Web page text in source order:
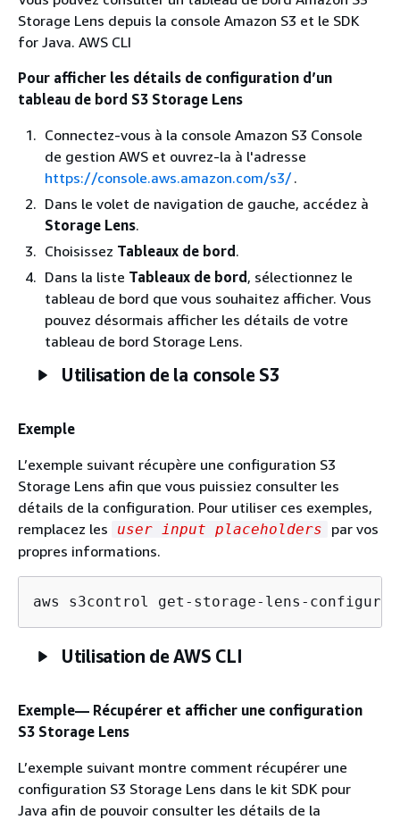
Storage Lens depuis la console Amazon S3 et le SDK
for Java. AWS CLI
Pour afficher les détails de configuration d’un
tableau de bord S3 Storage Lens
Connectez-vous à la console Amazon S3 Console
de gestion AWS et ouvrez-la à l'adresse
https://console.aws.amazon.com/s3/.
Dans le volet de navigation de gauche, accédez à
Storage Lens.
Choisissez Tableaux de bord .
Dans la liste Tableaux de bord , sélectionnez le
tableau de bord que vous souhaitez afficher. Vous
pouvez désormais afficher les détails de votre
tableau de bord Storage Lens.
Utilisation de la console S3
Exemple
L’exemple suivant récupère une configuration S3
Storage Lens afin que vous puissiez consulter les
détails de la configuration. Pour utiliser ces exemples,
remplacez les
user input placeholders
par vos
propres informations.
aws s3control get-storage-lens-
Utilisation de AWS CLI
Exemple— Récupérer et afficher une configuration
S3 Storage Lens
L’exemple suivant montre comment récupérer une
configuration S3 Storage Lens dans le kit SDK pour
Java afin de pouvoir consulter les détails de la